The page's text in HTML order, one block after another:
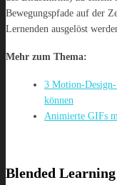
Bewegungspfade auf der
Lernenden ausgelöst
Mehr zum Thema:
3 Motion-
können
Animierte GIFs
Blended Learning